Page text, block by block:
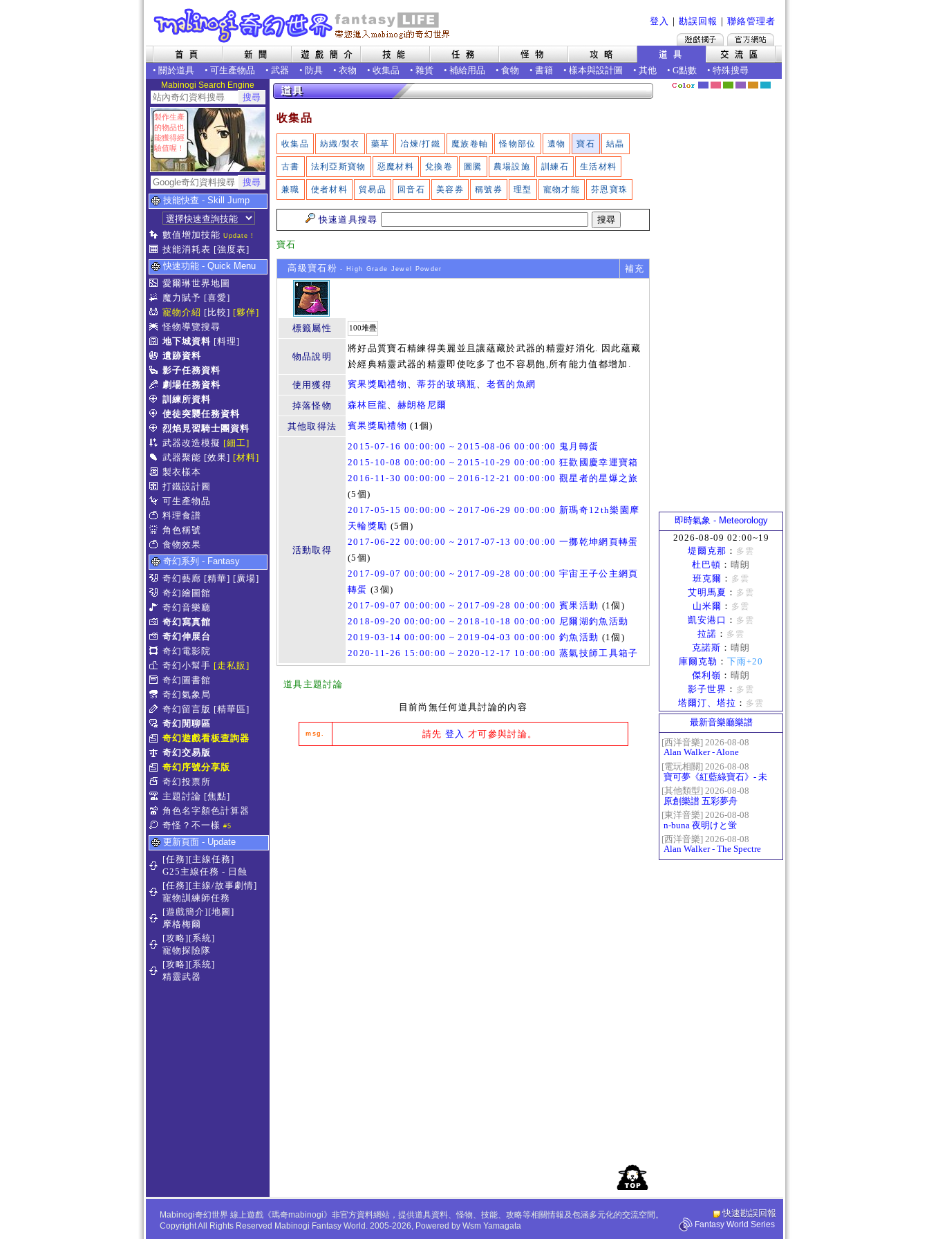
登入 ｜ 勘誤回報 ｜ 聯絡管理者
• 關於道具 • 可生產物品 • 武器 • 防具 • 衣物 • 收集品 • 雜貨 • 補給用品 • 食物 • 書籍 • 樣本與設計圖 • 其他 • G點數 • 特殊搜尋
Mabinogi Search Engine
製作生產
的物品也
能獲得經
驗值喔！
技能快查 - Skill Jump
數值增加技能 Update !
技能消耗表 [強度表]
快速功能 - Quick Menu
愛爾琳世界地圖
魔力賦予 [喜愛]
寵物介紹 [比較] [夥伴]
怪物導覽搜尋
地下城資料 [料理]
遺跡資料
影子任務資料
劇場任務資料
訓練所資料
使徒突襲任務資料
烈焰見習騎士團資料
武器改造模擬 [細工]
武器聚能 [效果] [材料]
製衣樣本
打鐵設計圖
可生產物品
料理食譜
角色稱號
食物效果
奇幻系列 - Fantasy
奇幻藝廊 [精華] [廣場]
奇幻繪圖館
奇幻音樂廳
奇幻寫真館
奇幻伸展台
奇幻電影院
奇幻小幫手 [走私販]
奇幻圖書館
奇幻氣象局
奇幻留言版 [精華區]
奇幻閒聊區
奇幻遊戲看板查詢器
奇幻交易版
奇幻序號分享版
奇幻投票所
主題討論 [焦點]
角色名字顏色計算器
奇怪？不一樣 #5
更新頁面 - Update
[任務][主線任務]
G25主線任務 - 日蝕
[任務][主線/故事劇情]
寵物訓練師任務
[遊戲簡介][地圖]
摩格梅爾
[攻略][系統]
寵物探險隊
[攻略][系統]
精靈武器
收集品
收集品 紡織/製衣 藥草 冶煉/打鐵 魔族卷軸 怪物部位 遺物 寶石 結晶
古書 法利亞斯寶物 惡魔材料 兌換卷 圖騰 農場設施 訓練石 生活材料
兼職 使者材料 貿易品 回音石 美容券 稱號券 理型 寵物才能 芬恩寶珠
快速道具搜尋
寶石
高級寶石粉 - High Grade Jewel Powder 補充
標籤屬性 100堆疊
物品說明
將好品質寶石精練得美麗並且讓蘊藏於武器的精靈好消化. 因此蘊藏
於經典精靈武器的精靈即使吃多了也不容易飽,所有能力值都增加.
使用獲得
賓果獎勵禮物 、蒂芬的玻璃瓶、 老舊的魚網
掉落怪物 森林巨龍、 赫朗格尼爾
其他取得法 賓果獎勵禮物 (1個)
活動取得
2015-07-16 00:00:00 ~ 2015-08-06 00:00:00 鬼月轉蛋
2015-10-08 00:00:00 ~ 2015-10-29 00:00:00 狂歡國慶幸運寶箱
2016-11-30 00:00:00 ~ 2016-12-21 00:00:00 觀星者的星爆之旅
(5個)
2017-05-15 00:00:00 ~ 2017-06-29 00:00:00 新瑪奇12th樂園摩
天輪獎勵 (5個)
2017-06-22 00:00:00 ~ 2017-07-13 00:00:00 一擲乾坤網頁轉蛋
(5個)
2017-09-07 00:00:00 ~ 2017-09-28 00:00:00 宇宙王子公主網頁
轉蛋 (3個)
2017-09-07 00:00:00 ~ 2017-09-28 00:00:00 賓果活動 (1個)
2018-09-20 00:00:00 ~ 2018-10-18 00:00:00 尼爾湖釣魚活動
2019-03-14 00:00:00 ~ 2019-04-03 00:00:00 釣魚活動 (1個)
2020-11-26 15:00:00 ~ 2020-12-17 10:00:00 蒸氣技師工具箱子
道具主題討論
目前尚無任何道具討論的內容
msg. 請先 登入 才可參與討論。
即時氣象 - Meteorology
2026-08-09 02:00~19
堤爾克那 ： 多雲
杜巴頓 ： 晴朗
班克爾 ： 多雲
艾明馬夏 ： 多雲
山米爾 ： 多雲
凱安港口 ： 多雲
拉諾 ： 多雲
克諾斯 ： 晴朗
庫爾克勒 ： 下雨+20
傑利嶺 ： 晴朗
影子世界 ： 多雲
塔爾汀、塔拉 ： 多雲
最新音樂廳樂譜
[西洋音樂] 2026-08-08
Alan Walker - Alone
[電玩相關] 2026-08-08
寶可夢《紅藍綠寶石》- 未
白鎮BGM (Littleroot Town)
[其他類型] 2026-08-08
原創樂譜 五彩夢舟
[東洋音樂] 2026-08-08
n-buna 夜明けと蛍
[西洋音樂] 2026-08-08
Alan Walker - The Spectre
Mabinogi奇幻世界 線上遊戲《瑪奇mabinogi》非官方資料網站，提供道具資料、怪物、技能、攻略等相關情報及包涵多元化的交流空間。
Copyright All Rights Reserved Mabinogi Fantasy World. 2005-2026, Powered by Wsm Yamagata
快速勘誤回報
Fantasy World Series